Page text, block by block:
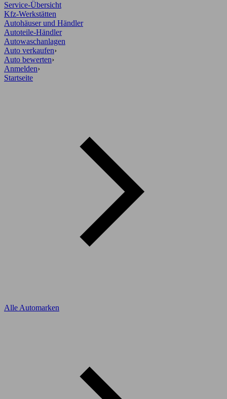
Service-Übersicht
Kfz-Werkstätten
Autohäuser und Händler
Autoteile-Händler
Autowaschanlagen
Auto verkaufen›
Auto bewerten›
Anmelden›
Startseite
Alle Automarken